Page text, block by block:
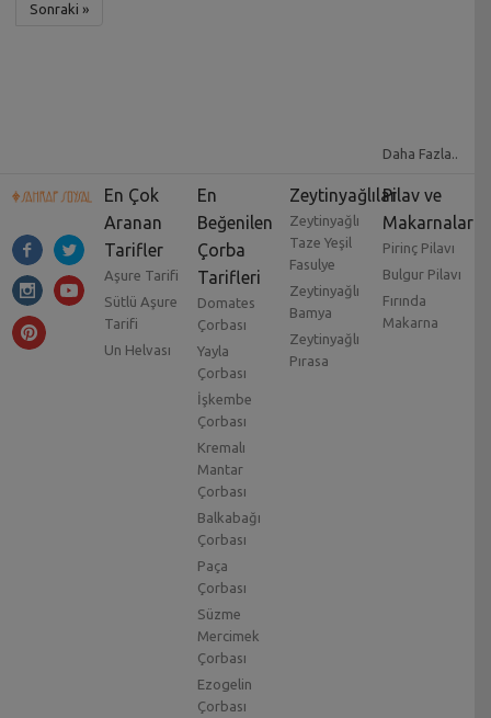
Sonraki »
Daha Fazla..
En Çok
Aranan
Tarifler
Aşure Tarifi
Sütlü Aşure
Tarifi
Un Helvası
En
Beğenilen
Çorba
Tarifleri
Domates
Çorbası
Yayla
Çorbası
İşkembe
Çorbası
Kremalı
Mantar
Çorbası
Balkabağı
Çorbası
Paça
Çorbası
Süzme
Mercimek
Çorbası
Ezogelin
Çorbası
Zeytinyağlılar
Zeytinyağlı
Taze Yeşil
Fasulye
Zeytinyağlı
Bamya
Zeytinyağlı
Pırasa
Pilav ve
Makarnalar
Pirinç Pilavı
Bulgur Pilavı
Fırında
Makarna